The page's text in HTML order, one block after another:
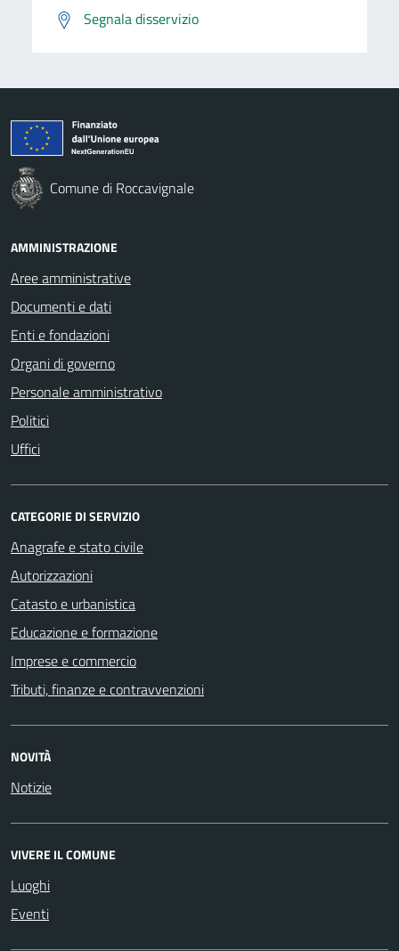
Segnala disservizio
Comune di Roccavignale
AMMINISTRAZIONE
Aree amministrative
Documenti e dati
Enti e fondazioni
Organi di governo
Personale amministrativo
Politici
Uffici
CATEGORIE DI SERVIZIO
Anagrafe e stato civile
Autorizzazioni
Catasto e urbanistica
Educazione e formazione
Imprese e commercio
Tributi, finanze e contravvenzioni
NOVITÀ
Notizie
VIVERE IL COMUNE
Luoghi
Eventi